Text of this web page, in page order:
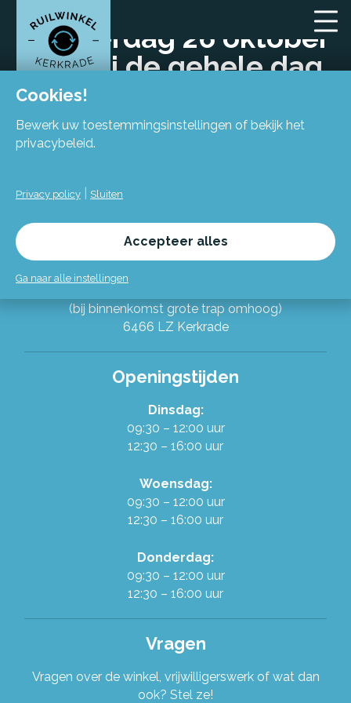
Alles over de Ruilwinkel
Werken in de Ruilwinkel
Onze organisatie
Stel je vraag!
Donderdag 26 oktober
zijn wij de gehele dag
Locatie
Flexiforum Kerkrade
(bij binnenkomst grote trap omhoog)
6466 LZ Kerkrade
Openingstijden
Dinsdag:
09:30 – 12:00 uur
12:30 – 16:00 uur
Woensdag:
09:30 – 12:00 uur
12:30 – 16:00 uur
Donderdag:
09:30 – 12:00 uur
12:30 – 16:00 uur
Vragen
Vragen over de winkel, vrijwilligerswerk of wat dan
ook? Stel ze!
Cookies!
Bewerk uw toestemmingsinstellingen of bekijk het
privacybeleid.
Privacy policy Sluiten
Accepteer alles
Ga naar alle instellingen